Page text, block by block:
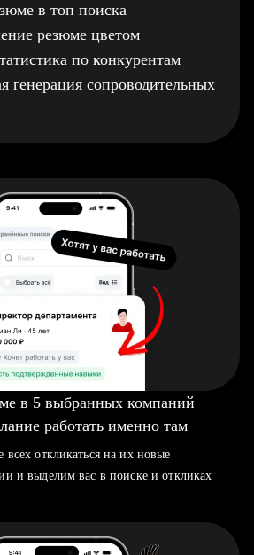
в топ поиска
резюме цветом
по конкурентам
генерация сопроводительных
в 5 выбранных компаний
работать именно там
откликаться на их новые
и выделим вас в поиске и откликах